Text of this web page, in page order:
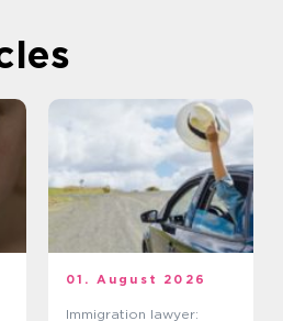
01. August 2026
Immigration lawyer: